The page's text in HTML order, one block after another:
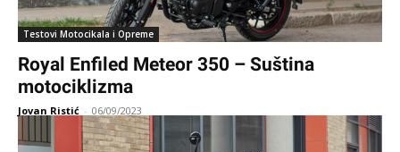
Testovi Motocikala i Opreme
Royal Enfiled Meteor 350 – Suština
motociklizma
Jovan Ristić - 06/09/2023